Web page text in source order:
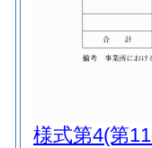
様式第4(第